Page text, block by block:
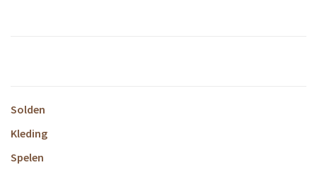
Solden
Kleding
Spelen